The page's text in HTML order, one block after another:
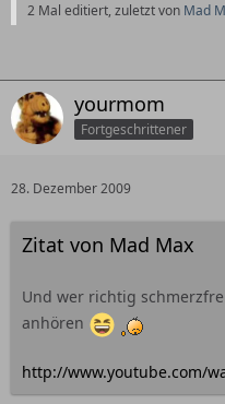
2 Mal editiert, zuletzt von Mad
yourmom
Fortgeschrittener
28. Dezember 2009
Zitat von Mad Max
Und wer richtig
anhören
http://www.youtube.com/